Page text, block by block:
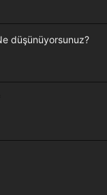
düşünüyorsunuz?